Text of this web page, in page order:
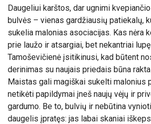
Daugeliui karštos, dar ugnimi
bulvės – vienas gardžiausių patiekalų,
sukelia malonias asociacijas. Kas nėra
prie laužo ir atsargiai, bet nekantriai
Tamoševičienė įsitikinusi, kad būtent
derinimas su naujais priedais būna
Maistas gali magiškai sukelti malonius
netikėti papildymai įneš naujų vėjų ir
gardumo. Be to, bulvių ir nebūtina
daugelis įpratęs: jas labai skaniai